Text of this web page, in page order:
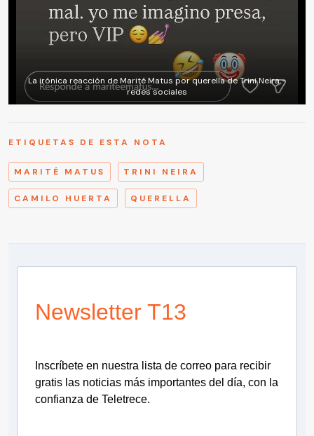
La irónica reacción de Marité Matus por querella de Trini Neira -
redes sociales
ETIQUETAS DE ESTA NOTA
MARITÉ MATUS TRINI NEIRA
CAMILO HUERTA QUERELLA
Newsletter T13
Inscríbete en nuestra lista de correo para recibir
gratis las noticias más importantes del día, con la
confianza de Teletrece.